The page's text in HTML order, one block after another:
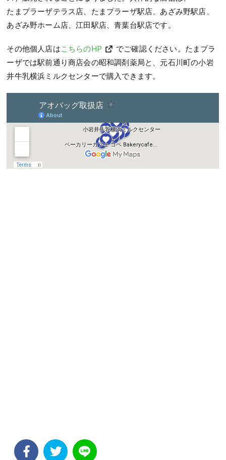
たまプラーザテラス店、たまプラーザ駅店、あざみ野駅店、
あざみ野ホーム店、江田駅店、青葉台駅店です。
その他個人店はこちらのHP
でご確認ください。たまプラ
ーザでは駅前通り商店会の昭和調剤薬局と、元石川町の小岩
井牛乳横浜ミルクセンターで購入できます。